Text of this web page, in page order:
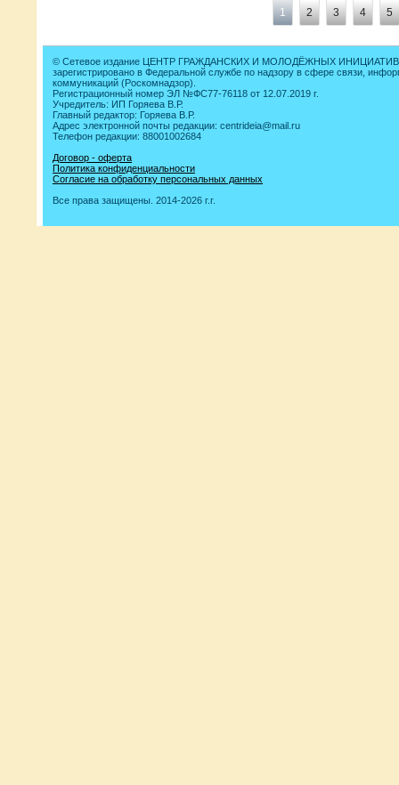
1 2 3 4 5
© Сетевое издание ЦЕНТР ГРАЖДАНСКИХ И МОЛОДЁЖНЫХ
зарегистрировано в Федеральной службе по надзору в сфере связи,
коммуникаций (Роскомнадзор).
Регистрационный номер ЭЛ №ФС77-76118 от 12.07.2019 г.
Учредитель: ИП Горяева В.Р.
Главный редактор: Горяева В.Р.
Адрес электронной почты редакции: centrideia@mail.ru
Телефон редакции: 88001002684
Договор - оферта
Политика конфиденциальности
Согласие на обработку персональных данных
Все права защищены. 2014-2026 г.г.